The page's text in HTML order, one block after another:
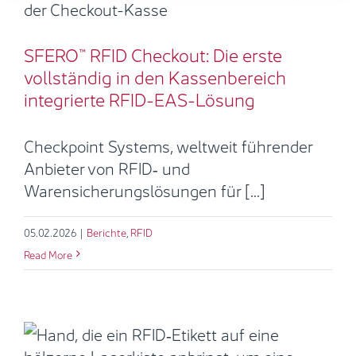
integrierte RFID-EAS-Lösung
Berichte RFID
SFERO™ RFID Checkout: Die erste
vollständig in den Kassenbereich
integrierte RFID-EAS-Lösung
Checkpoint Systems, weltweit führender
Anbieter von RFID‑ und
Warensicherungslösungen für [...]
05.02.2026 | Berichte RFID
Read More
Die besten RFID‑Sticker: Überblick